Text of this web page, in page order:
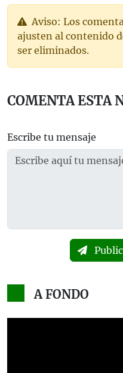
Aviso: Los
ajusten al contenido
ser eliminados.
COMENTA ESTA
Escribe tu mensaje
A FONDO